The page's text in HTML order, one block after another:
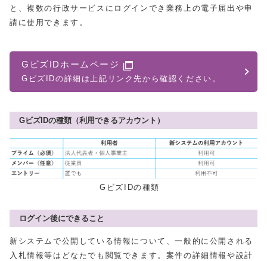
と、複数の行政サービスにログインでき業務上の電子届出や申
請に使用できます。
GビズIDホームページ
GビズIDの詳細は上記リンク先から確認ください。
GビズIDの種類（利用できるアカウント）
GビズIDの種類
ログイン後にできること
新システムで公開している情報について、一般的に公開される
入札情報等はどなたでも閲覧できます。案件の詳細情報や設計